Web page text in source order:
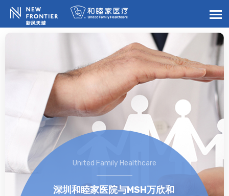
United Family Healthcare
深圳和睦家医院与MSH万欣和